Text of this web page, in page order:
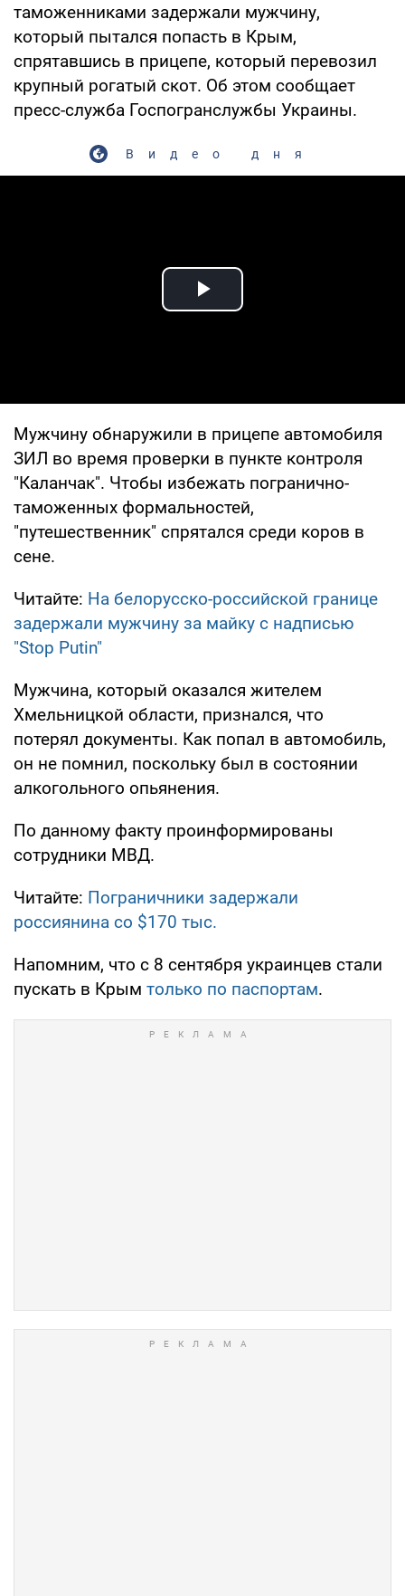
таможенниками задержали мужчину,
который пытался попасть в Крым,
спрятавшись в прицепе, который перевозил
крупный рогатый скот. Об этом сообщает
пресс-служба Госпогранслужбы Украины.
Видео дня
Play Video
Мужчину обнаружили в прицепе автомобиля
ЗИЛ во время проверки в пункте контроля
"Каланчак". Чтобы избежать погранично-
таможенных формальностей,
"путешественник" спрятался среди коров в
сене.
Читайте: На белорусско-российской границе
задержали мужчину за майку с надписью
"Stop Putin"
Мужчина, который оказался жителем
Хмельницкой области, признался, что
потерял документы. Как попал в автомобиль,
он не помнил, поскольку был в состоянии
алкогольного опьянения.
По данному факту проинформированы
сотрудники МВД.
Читайте: Пограничники задержали
россиянина со $170 тыс.
Напомним, что с 8 сентября украинцев стали
пускать в Крым только по паспортам.